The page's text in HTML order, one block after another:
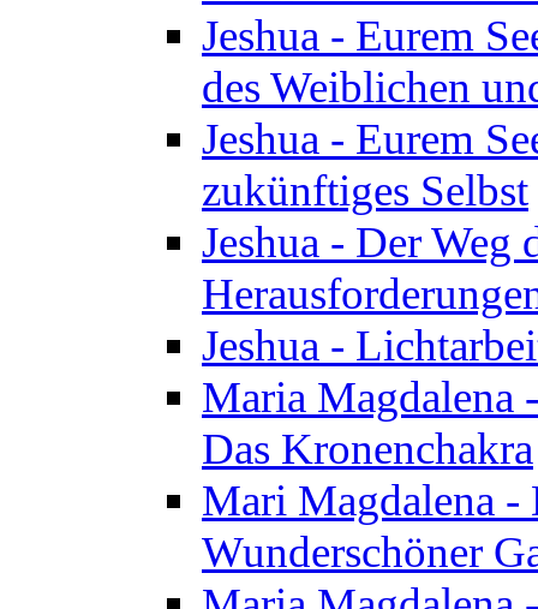
Jeshua - Eurem
des Weiblichen
Jeshua - Eurem
zukünftiges Selbst
Jeshua - Der Weg
Jeshua -
Maria Magdalena
Das Kronenchakra
Mari Magdalena -
Wunderschöner